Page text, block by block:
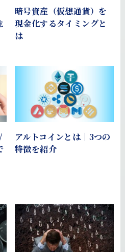
暗号資産（仮想通貨）を
現金化するタイミングと
は
アルトコインとは｜3つの
特徴を紹介